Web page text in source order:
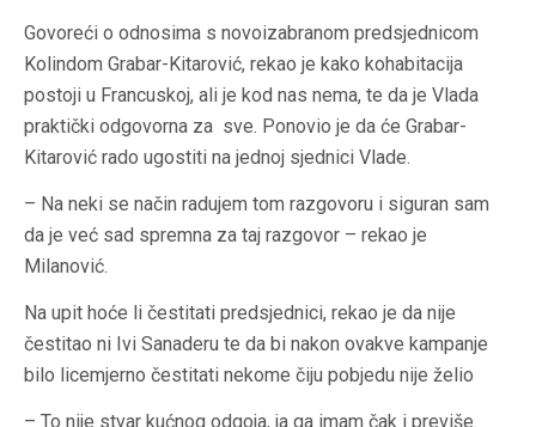
Govoreći o odnosima s novoizabranom predsjednicom
Kolindom Grabar-Kitarović, rekao je kako kohabitacija
postoji u Francuskoj, ali je kod nas nema, te da je Vlada
praktički odgovorna za sve. Ponovio je da će Grabar-
Kitarović rado ugostiti na jednoj sjednici Vlade.
– Na neki se način radujem tom razgovoru i siguran sam
da je već sad spremna za taj razgovor – rekao je
Milanović.
Na upit hoće li čestitati predsjednici, rekao je da nije
čestitao ni Ivi Sanaderu te da bi nakon ovakve kampanje
bilo licemjerno čestitati nekome čiju pobjedu nije želio
– To nije stvar kućnog odgoja, ja ga imam čak i previše.